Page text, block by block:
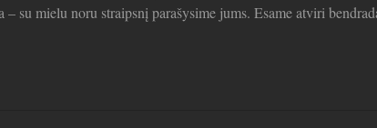
su mielu noru straipsnį parašysime jums. Esame atviri